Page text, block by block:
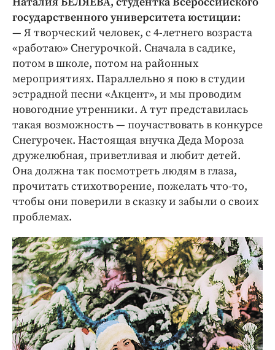
государственного университета юстиции:
— Я творческий человек, с 4-летнего возраста
«работаю» Снегурочкой. Сначала в садике,
потом в школе, потом на районных
мероприятиях. Параллельно я пою в студии
эстрадной песни «Акцент», и мы проводим
новогодние утренники. А тут представилась
такая возможность — поучаствовать в конкурсе
Снегурочек. Настоящая внучка Деда Мороза
дружелюбная, приветливая и любит детей.
Она должна так посмотреть людям в глаза,
прочитать стихотворение, пожелать что-то,
чтобы они поверили в сказку и забыли о своих
проблемах.